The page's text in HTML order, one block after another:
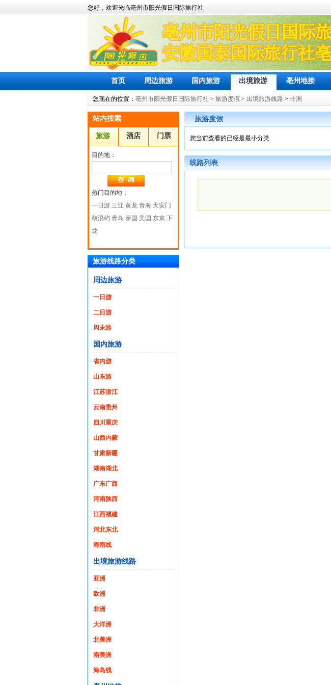
您好，欢迎光临亳州市阳光假日国际旅行社
首页 周边旅游 国内旅游 出境旅游 亳州地接
您现在的位置： 亳州市阳光假日国际旅行社 > 旅游度假 > 出境旅游线路 > 非洲
站内搜索
旅游 酒店 门票
目的地：
热门目的地：
一日游 三亚 黄龙 青海 天安门
鼓浪屿 青岛 泰国 美国 东京 下
龙
旅游线路分类
周边旅游
一日游
二日游
周末游
国内旅游
省内游
山东游
江苏浙江
云南贵州
四川重庆
山西内蒙
甘肃新疆
湖南湖北
广东广西
河南陕西
江西福建
河北东北
海南线
出境旅游线路
亚洲
欧洲
非洲
大洋洲
北美洲
南美洲
海岛线
旅游度假
您当前查看的已经是最小分类
线路列表